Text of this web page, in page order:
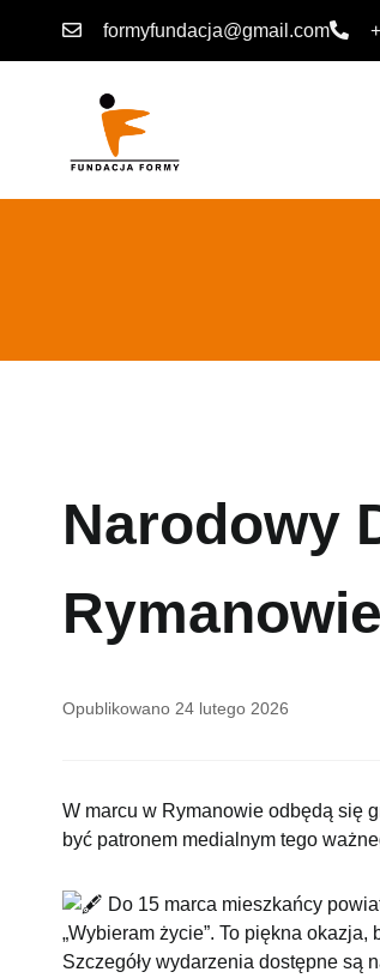
formyfundacja@gmail.com
Narodowy
Rymanowie
Opublikowano 24 lutego 2026
W marcu w Rymanowie odbędą się
być patronem medialnym tego
Do 15 marca mieszkańcy
„Wybieram życie”. To piękna
Szczegóły wydarzenia dostępne są